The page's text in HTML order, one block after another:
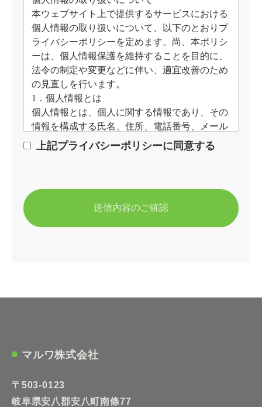
本ウェブサイト上で提供するサービスにおける
個人情報の取り扱いについて、以下のとおりプ
ライバシーポリシーを定めます。尚、本ポリシ
ーは、個人情報保護を維持することを目的に、
法令の制定や変更などに伴い、適宜改善のため
の見直しを行います。
1．個人情報とは
個人情報とは、個人に関する情報であり、その
情報を構成する氏名、住所、電話番号、メール
アドレス、勤務先、生年月日その他の記述等に
より個人を識別できるものをいいます。また、
２．個人情報の利用
応募者の個人情報は、必要な範囲において採用
取得した個人情報について、不正アクセス、漏
るため適切な安全管理措置を講じます
上記プライバシーポリシーに同意する
マルワ株式会社
〒503-0123
岐阜県安八郡安八町南條77